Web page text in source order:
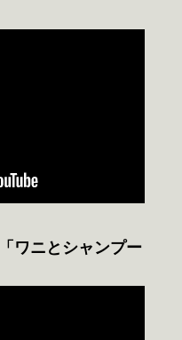
ワニとシャンプー